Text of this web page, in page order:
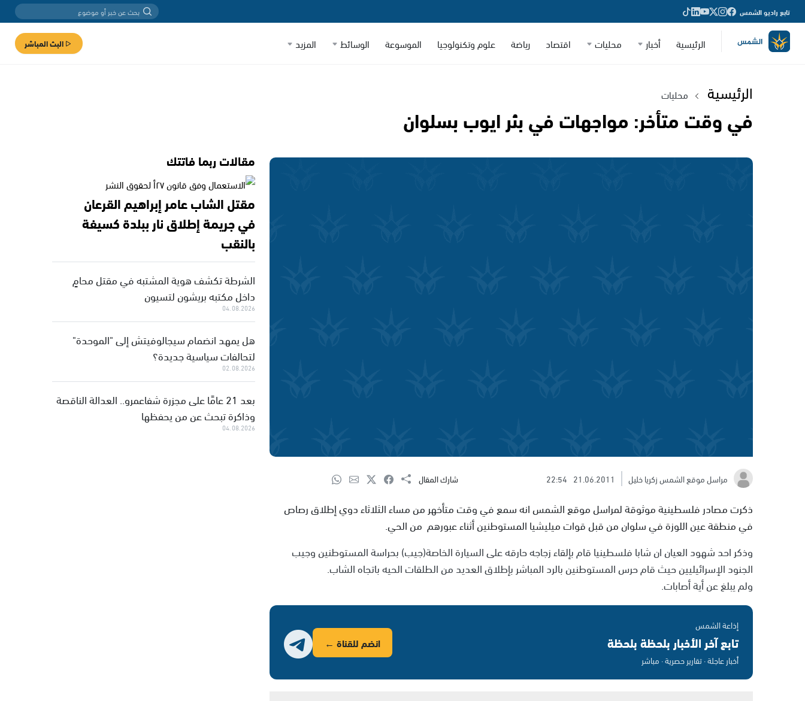
تابع راديو الشمس
الرئيسية أخبار محليات اقتصاد رياضة علوم وتكنولوجيا الموسوعة الوسائط المزيد البث المباشر
الرئيسية محليات
في وقت متأخر: مواجهات في بئر ايوب بسلوان
مراسل موقع الشمس زكريا خليل 21.06.2011
22:54 شارك المقال
ذكرت مصادر فلسطينية موثوقة لمراسل موقع الشمس انه سمع في وقت متأخهر من مساء الثلاثاء دوي إطلاق رصاص
في منطقة عين اللوزة في سلوان من قبل قوات ميليشيا المستوطنين أثناء عبورهم من الحي.
وذكر احد شهود العيان ان شابا فلسطينيا قام بإلقاء زجاجه حارقه على السيارة الخاصة(جيب) بحراسة المستوطنين وجيب
الجنود الإسرائيليين حيث قام حرس المستوطنين بالرد المباشر بإطلاق العديد من الطلقات الحيه باتجاه الشاب.
ولم يبلغ عن أية أصابات.
إذاعة الشمس
تابع آخر الأخبار بلحظة بلحظة
أخبار عاجلة · تقارير حصرية · مباشر
انضم للقناة ←
مقالات ربما فاتتك
مقتل الشاب عامر إبراهيم القرعان
في جريمة إطلاق نار ببلدة كسيفة
بالنقب
الشرطة تكشف هوية المشتبه في مقتل محامٍ
داخل مكتبه بريشون لتسيون
04.08.2026
هل يمهد انضمام سيجالوفيتش إلى "الموحدة"
لتحالفات سياسية جديدة؟
02.08.2026
بعد 21 عامًا على مجزرة شفاعمرو.. العدالة الناقصة
وذاكرة تبحث عن من يحفظها
04.08.2026